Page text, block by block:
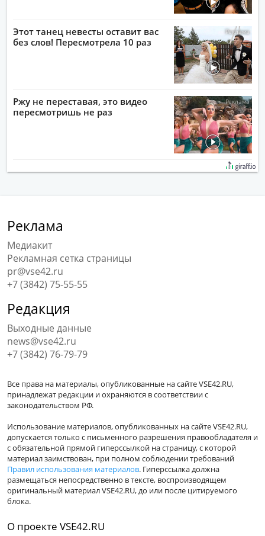
Этот танец невесты оставит вас
без слов! Пересмотрела 10 раз
Ржу не переставая, это видео
пересмотришь не раз
Реклама
Медиакит
Рекламная сетка страницы
pr@vse42.ru
+7 (3842) 75-55-55
Редакция
Выходные данные
news@vse42.ru
+7 (3842) 76-79-79
Все права на материалы, опубликованные на сайте VSE42.RU,
принадлежат редакции и охраняются в соответствии с
законодательством РФ.
Использование материалов, опубликованных на сайте VSE42.RU,
допускается только с письменного разрешения правообладателя и
с обязательной прямой гиперссылкой на страницу, с которой
материал заимствован, при полном соблюдении требований
Правил использования материалов. Гиперссылка должна
размещаться непосредственно в тексте, воспроизводящем
оригинальный материал VSE42.RU, до или после цитируемого
блока.
О проекте VSE42.RU